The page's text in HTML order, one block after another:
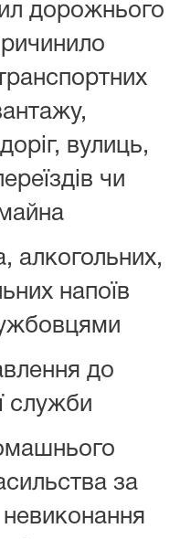
дорожнього
вулиць,
чи
алкогольних,
напоїв
до
служби
за